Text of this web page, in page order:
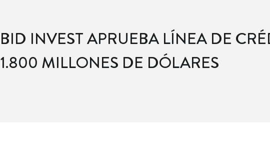
BID INVEST APRUEBA LÍNEA DE
1.800 MILLONES DE DÓLARES